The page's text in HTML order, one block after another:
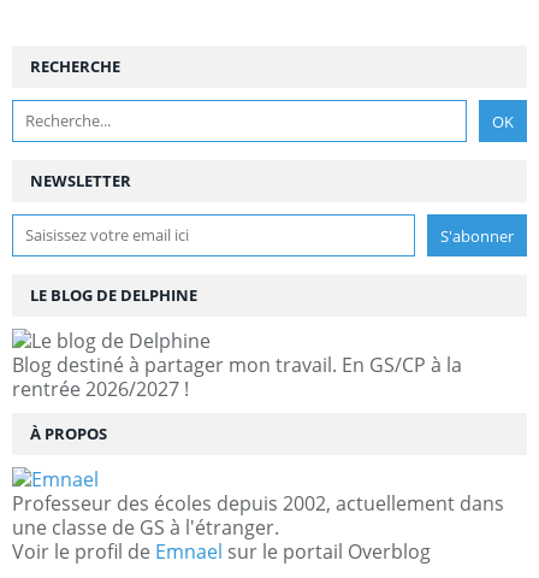
NEWSLETTER
RECHERCHE
LE BLOG DE DELPHINE
Blog destiné à partager mon travail. En GS/CP à la
rentrée 2026/2027 !
À PROPOS
Professeur des écoles depuis 2002, actuellement dans
une classe de GS à l'étranger.
Voir le profil de Emnael sur le portail Overblog